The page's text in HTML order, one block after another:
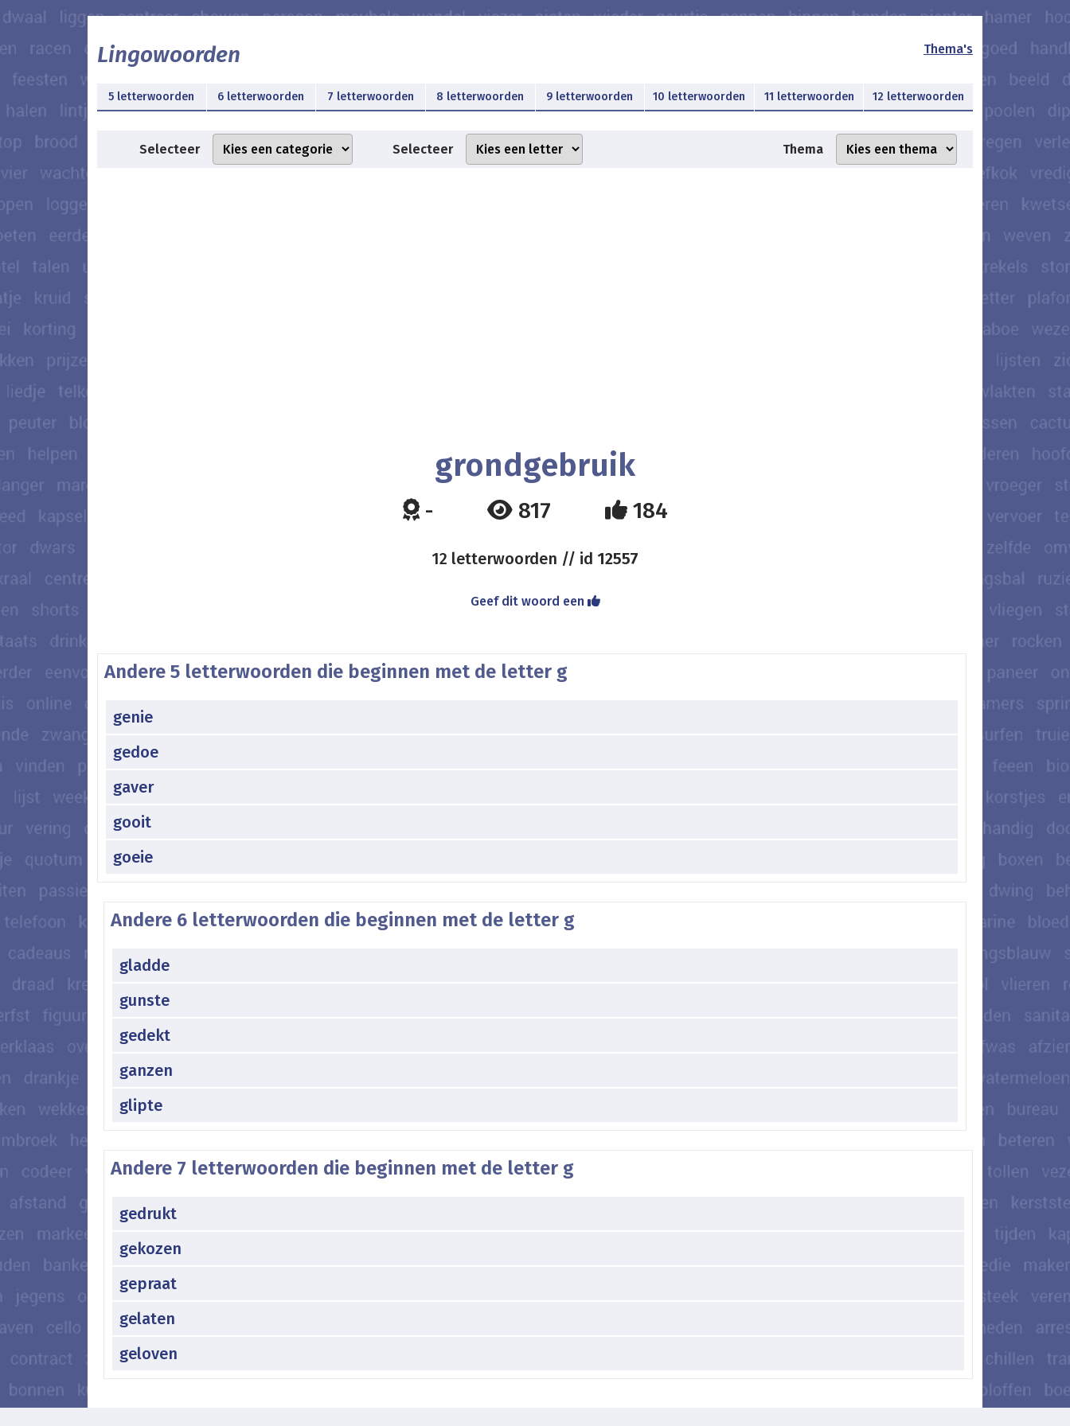
Lingowoorden Thema's
5 letterwoorden 6 letterwoorden 7 letterwoorden 8 letterwoorden 9 letterwoorden 10 letterwoorden 11 letterwoorden 12 letterwoorden
Selecteer Selecteer Thema
grondgebruik
- 817 184
12 letterwoorden // id 12557
Geef dit woord een
Andere 5 letterwoorden die beginnen met de letter g
genie
gedoe
gaver
gooit
goeie
Andere 6 letterwoorden die beginnen met de letter g
gladde
gunste
gedekt
ganzen
glipte
Andere 7 letterwoorden die beginnen met de letter g
gedrukt
gekozen
gepraat
gelaten
geloven